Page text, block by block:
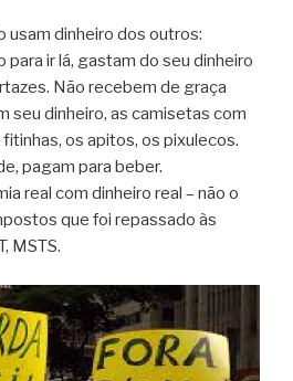
usam dinheiro dos outros:
para ir lá, gastam do seu dinheiro
Não recebem de graça
seu dinheiro, as camisetas com
os apitos, os pixulecos.
pagam para beber.
real com dinheiro real – não o
que foi repassado às
MSTS.